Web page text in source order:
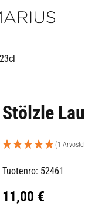
Stölzle
(1
Tuotenro: 52461
11,00 €